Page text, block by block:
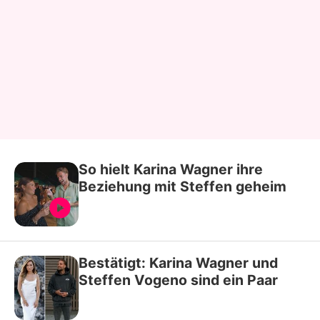
So hielt Karina Wagner ihre
Beziehung mit Steffen geheim
Bestätigt: Karina Wagner und
Steffen Vogeno sind ein Paar